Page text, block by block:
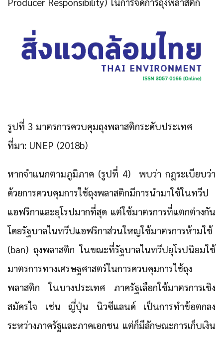
รูปที่ 3 มาตรการควบคุมถุงพลาสติกระดับประเทศ
ที่มา: UNEP (2018b)
หากจำแนกตามภูมิภาค (รูปที่ 4) พบว่า กฎระเบียบว่า
ด้วยการควบคุมการใช้ถุงพลาสติกมีการนำมาใช้ในทวีป
แอฟริกาและยุโรปมากที่สุด แต่ใช้มาตรการที่แตกต่างกัน
โดยรัฐบาลในทวีปแอฟริกาส่วนใหญใช้มาตรการห้ามใช้
(ban) ถุงพลาสติก ในขณะที่รัฐบาลในทวีปยุโรปนิยมใช้
มาตรการทางเศรษฐศาสตร์ในการควบคุมการใช้ถุง
พลาสติก ในบางประเทศ ภาครัฐเลือกใช้มาตรการเชิง
สมัครใจ เช่น ญี่ปุ่น นิวซีแลนด์ เป็นการทำข้อตกลง
ระหว่างภาครัฐและภาคเอกชน แต่ก็มีลักษณะการเก็บเงิน